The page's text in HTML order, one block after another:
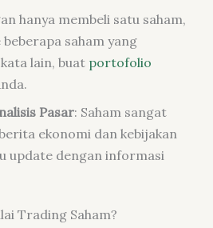
hanya membeli satu saham,
saham yang
lain, buat portofolio
Pasar: Saham sangat
ekonomi dan kebijakan
update dengan informasi
Trading Saham?